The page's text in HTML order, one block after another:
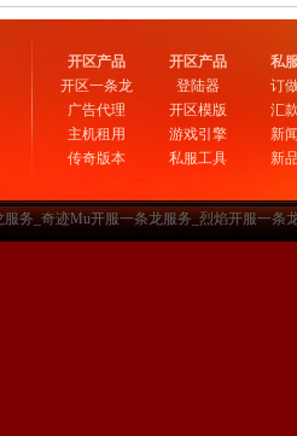
开区产品
开区一条龙
广告代理
主机租用
传奇版本
开区产品
登陆器
开区模版
游戏引擎
私服工具
私
订
汇
新
新
务_奇迹Mu开服一条龙服务_烈焰开服一条